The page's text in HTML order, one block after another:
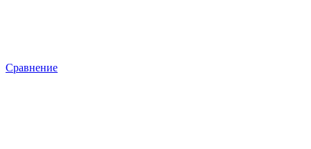
Сравнение